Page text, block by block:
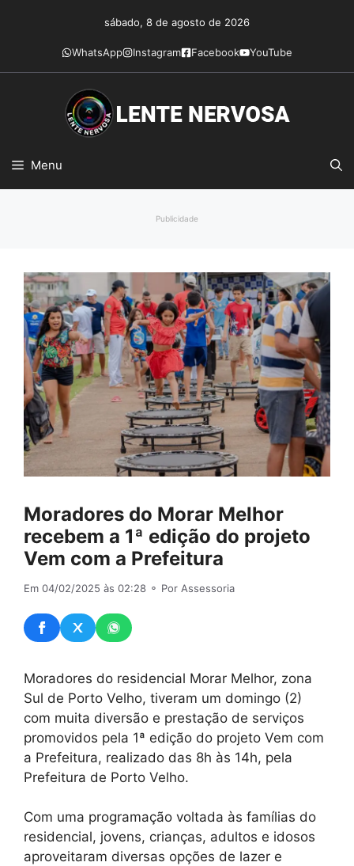
conteúdo
sábado, 8 de agosto de 2026
WhatsApp Instagram Facebook YouTube
Menu
Publicidade
Moradores do Morar Melhor
recebem a 1ª edição do projeto
Vem com a Prefeitura
Em 04/02/2025 às 02:28 ⚬ Por Assessoria
Moradores do residencial Morar Melhor, zona
Sul de Porto Velho, tiveram um domingo (2)
com muita diversão e prestação de serviços
promovidos pela 1ª edição do projeto Vem com
a Prefeitura, realizado das 8h às 14h, pela
Prefeitura de Porto Velho.
Com uma programação voltada às famílias do
residencial, jovens, crianças, adultos e idosos
aproveitaram diversas opções de lazer e